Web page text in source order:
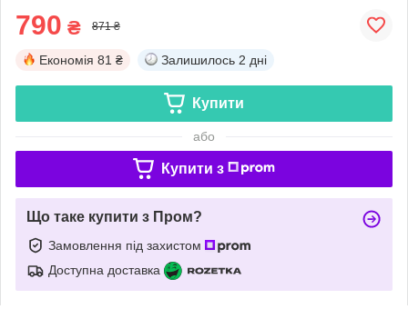
790 ₴ 871 ₴
Економія 81 ₴ Залишилось 2 дні
Купити
або
Купити з
Що таке купити з Пром?
Замовлення під захистом
Доступна доставка